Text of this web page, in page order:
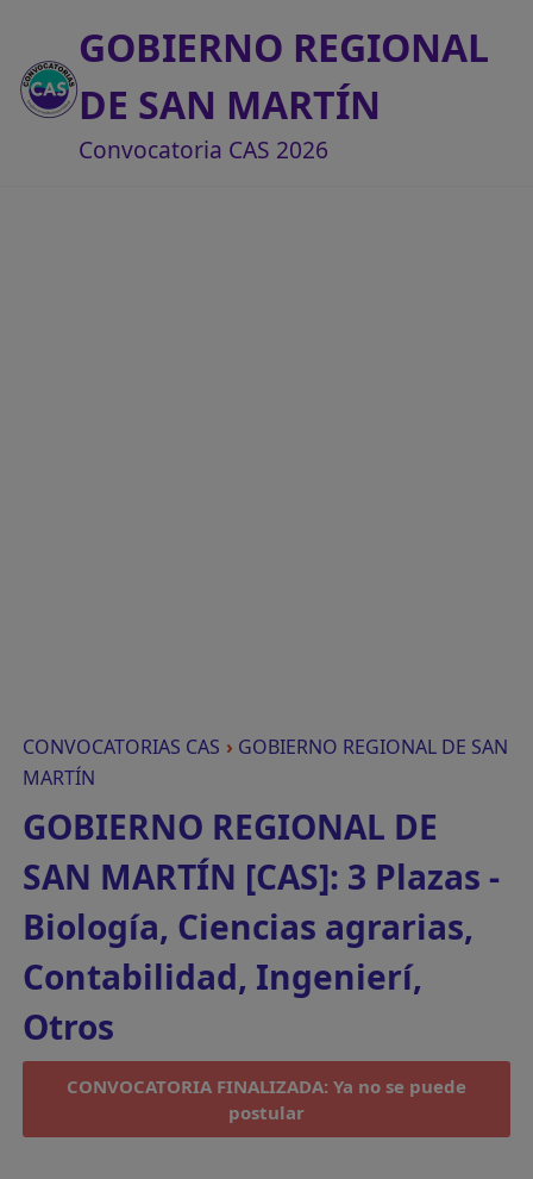
GOBIERNO REGIONAL
DE SAN MARTÍN
Convocatoria CAS 2026
CONVOCATORIAS CAS › GOBIERNO REGIONAL DE SAN
MARTÍN
GOBIERNO REGIONAL DE
SAN MARTÍN [CAS]: 3 Plazas -
Biología, Ciencias agrarias,
Contabilidad, Ingenierí,
Otros
CONVOCATORIA FINALIZADA: Ya no se puede
postular